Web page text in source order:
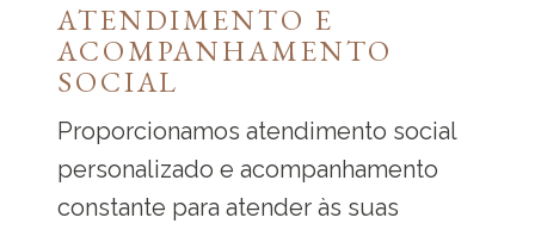
ATENDIMENTO E
ACOMPANHAMENTO
SOCIAL
Proporcionamos atendimento social
personalizado e acompanhamento
constante para atender às suas